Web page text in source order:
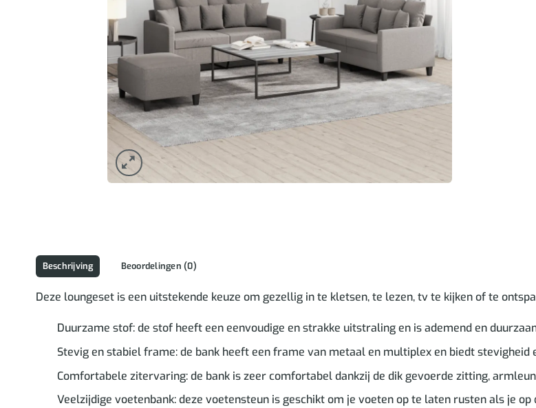
Beschrijving Beoordelingen (0)
Deze loungeset is een uitstekende keuze om gezellig in te kletsen, te lezen, tv te kijken of te
Duurzame stof: de stof heeft een eenvoudige en strakke uitstraling en is ademend en
Stevig en stabiel frame: de bank heeft een frame van metaal en multiplex en biedt stevigheid
Comfortabele zitervaring: de bank is zeer comfortabel dankzij de dik gevoerde zitting,
Veelzijdige voetenbank: deze voetensteun is geschikt om je voeten op te laten rusten als je